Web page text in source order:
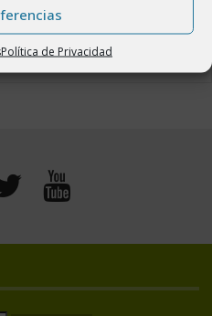
Política de Privacidad